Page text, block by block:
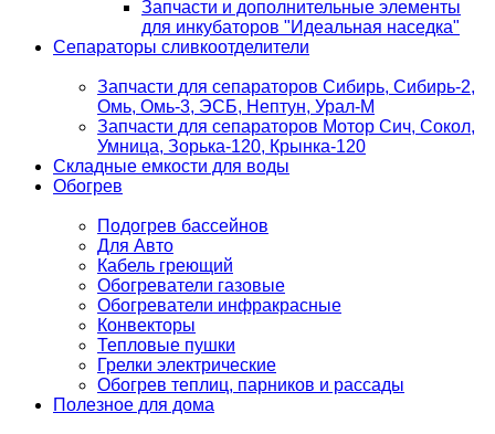
Запчасти и дополнительные элементы
для инкубаторов "Идеальная наседка"
Сепараторы сливкоотделители
Запчасти для сепараторов Сибирь, Сибирь-2,
Омь, Омь-3, ЭСБ, Нептун, Урал-М
Запчасти для сепараторов Мотор Сич, Сокол,
Умница, Зорька-120, Крынка-120
Складные емкости для воды
Обогрев
Подогрев бассейнов
Для Авто
Кабель греющий
Обогреватели газовые
Обогреватели инфракрасные
Конвекторы
Тепловые пушки
Грелки электрические
Обогрев теплиц, парников и рассады
Полезное для дома